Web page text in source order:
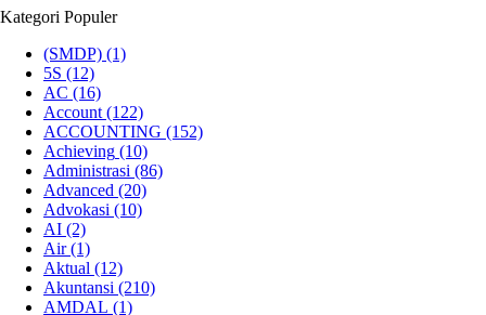
Kategori Populer
(SMDP) (1)
5S (12)
AC (16)
Account (122)
ACCOUNTING (152)
Achieving (10)
Administrasi (86)
Advanced (20)
Advokasi (10)
AI (2)
Air(1)
Aktual (12)
Akuntansi (210)
AMDAL (1)